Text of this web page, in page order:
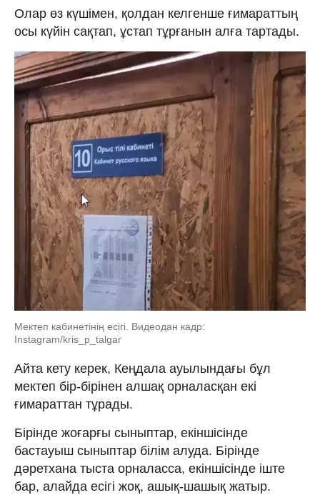
Олар өз күшімен, қолдан келгенше ғимараттың
осы күйін сақтап, ұстап тұрғанын алға тартады.
Мектеп кабинетінің есігі. Видеодан кадр:
Instagram/kris_p_talgar
Айта кету керек, Кеңдала ауылындағы бұл
мектеп бір-бірінен алшақ орналасқан екі
ғимараттан тұрады.
Бірінде жоғарғы сыныптар, екіншісінде
бастауыш сыныптар білім алуда. Бірінде
дәретхана тыста орналасса, екіншісінде іште
бар, алайда есігі жоқ, ашық-шашық жатыр.